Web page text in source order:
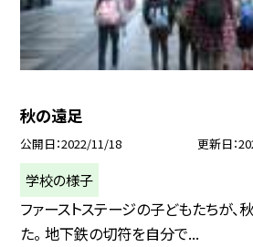
秋の遠足
公開日 2022/11/18 更新日
学校の様子
ファーストステージの子どもたちが
た。 地下鉄の切符を自分で...